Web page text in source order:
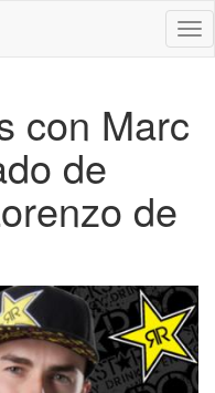
con Marc
de
de